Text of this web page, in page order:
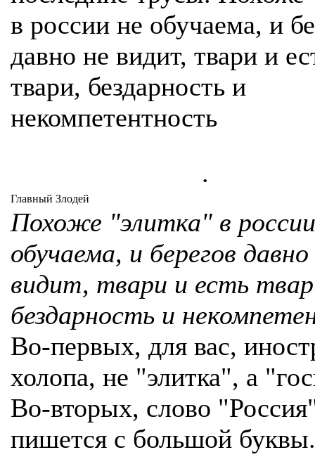
в россии не обучаема, и
давно не видит, твари и
твари, бездарность и
некомпетентность
.
Главный Злодей
Похоже "элитка" в
обучаема, и берегов давно
видит, твари и есть
бездарность и
Во-первых, для вас,
холопа, не "элитка", а
Во-вторых, слово
пишется с большой